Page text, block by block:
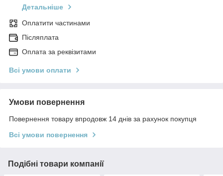
Детальніше
Оплатити частинами
Післяплата
Оплата за реквізитами
Всі умови оплати
Умови повернення
Повернення товару впродовж 14 днів за рахунок покупця
Всі умови повернення
Подібні товари компанії